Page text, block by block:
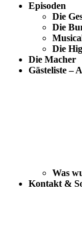
Episoden
Die
Die
Die
Die Macher
Gästeliste –
Was
Kontakt &